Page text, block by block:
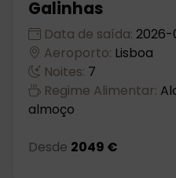
Galinhas
Data de saída:
Aeroporto: Lisboa
Noites: 7
Regime Alimentar:
almoço
Desde 2049 €